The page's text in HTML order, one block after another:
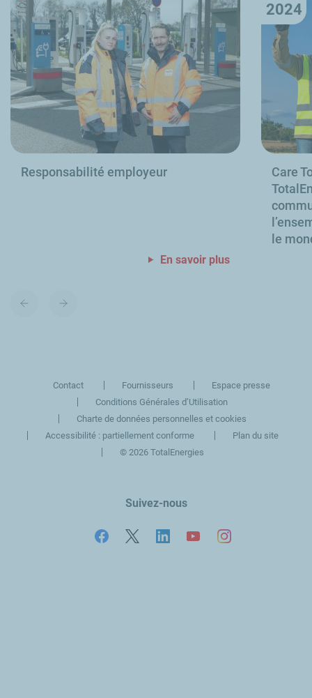
Responsabilité employeur
En savoir plus
2024
Care
le
Contact Fournisseurs
Espace presse
Conditions Générales d’Utilisation
Charte de données personnelles et cookies
Accessibilité : partiellement conforme
Plan du site
©2026 TotalEnergies
Suivez-nous